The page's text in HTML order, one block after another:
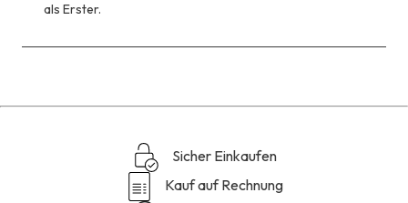
als Erster.
Sicher Einkaufen
Kauf auf Rechnung